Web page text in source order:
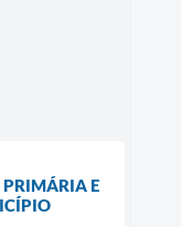
PRIMÁRIA E